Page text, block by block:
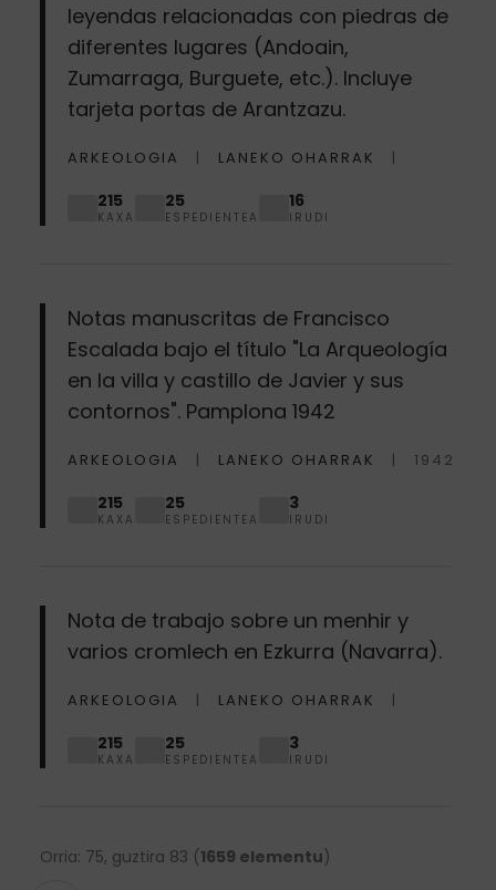
leyendas relacionadas con piedras de
diferentes lugares (Andoain,
Zumarraga, Burguete, etc.). Incluye
tarjeta portas de Arantzazu.
ARKEOLOGIA LANEKO OHARRAK
215
KAXA
25
ESPEDIENTEA
16
IRUDI
Notas manuscritas de Francisco
Escalada bajo el título "La Arqueología
en la villa y castillo de Javier y sus
contornos". Pamplona 1942
ARKEOLOGIA LANEKO OHARRAK 1942
215
KAXA
25
ESPEDIENTEA
3
IRUDI
Nota de trabajo sobre un menhir y
varios cromlech en Ezkurra (Navarra).
ARKEOLOGIA LANEKO OHARRAK
215
KAXA
25
ESPEDIENTEA
3
IRUDI
Orria: 75, guztira 83 (1659 elementu)